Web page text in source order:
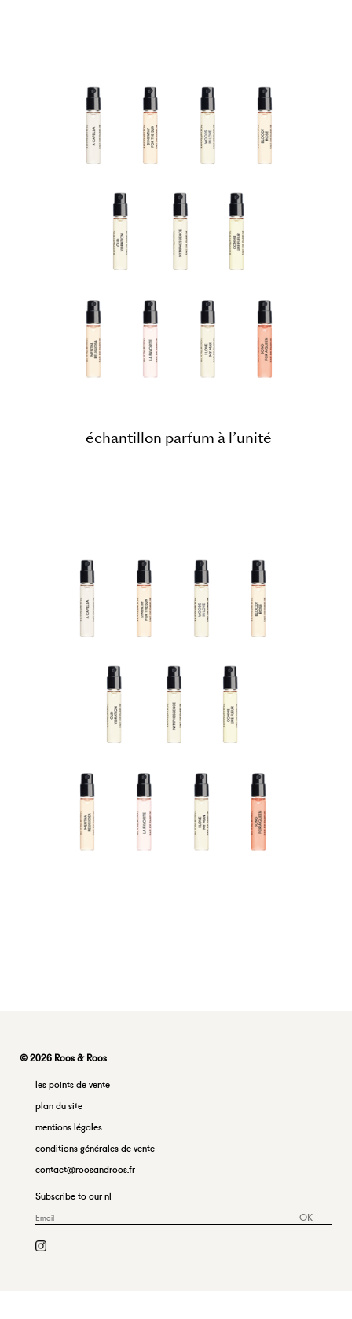
échantillon parfum à l’unité
© 2026 Roos & Roos
les points de vente
plan du site
mentions légales
conditions générales de vente
contact@roosandroos.fr
Subscribe to our nl
OK